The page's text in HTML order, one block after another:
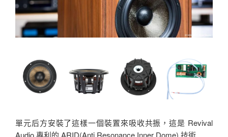
單元后方安裝了這樣一個裝置來吸收共振，這是 Revival